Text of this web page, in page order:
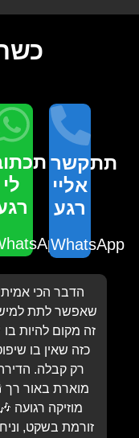
לי
תתקשר
אליי
רגע
WhatsApp
הדבר הכי
שאפשר לתת
זה מקום להיות בו
כזה שאין בו
רק קבלה.
מוארת באור רך
מוזיקה רגועה 🎶
זורמת בשקט,